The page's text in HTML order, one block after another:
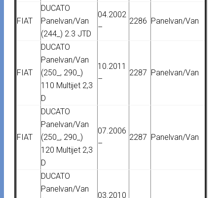
FIAT
DUCATO
Panelvan/Van
(244_) 2.3 JTD
04.2002
–
2286 Panelvan/Van
FIAT
DUCATO
Panelvan/Van
(250_, 290_)
110 Multijet 2,3
D
10.2011
–
2287 Panelvan/Van
FIAT
DUCATO
Panelvan/Van
(250_, 290_)
120 Multijet 2,3
D
07.2006
–
2287 Panelvan/Van
DUCATO
Panelvan/Van
03.2010